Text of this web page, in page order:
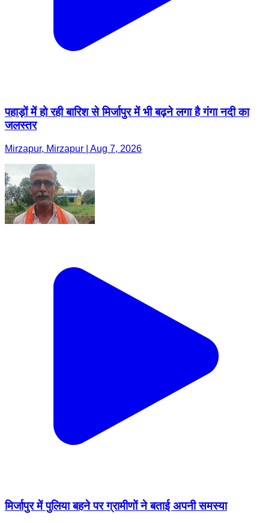
पहाड़ों में हो रही बारिश से मिर्जापुर में भी बढ़ने लगा है गंगा नदी का
जलस्तर
Mirzapur, Mirzapur | Aug 7, 2026
मिर्जापुर में पुलिया बहने पर ग्रामीणों ने बताई अपनी समस्या